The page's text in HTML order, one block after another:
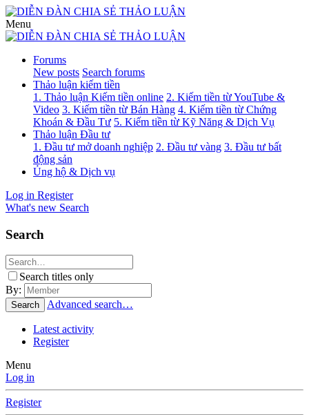
Menu
Forums
New posts Search forums
Thảo luận kiếm tiền
1. Thảo luận Kiếm tiền online 2. Kiếm tiền từ YouTube &
Video 3. Kiếm tiền từ Bán Hàng 4. Kiếm tiền từ Chứng
Khoán & Đầu Tư 5. Kiếm tiền từ Kỹ Năng & Dịch Vụ
Thảo luận Đầu tư
1. Đầu tư mở doanh nghiệp 2. Đầu tư vàng 3. Đầu tư bất
động sản
Ủng hộ & Dịch vụ
Log in Register
What's new Search
Search
Search titles only
By:
Search Advanced search…
Latest activity
Register
Menu
Log in
Register